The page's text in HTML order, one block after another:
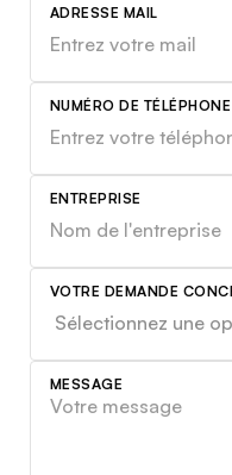
ADRESSE MAIL
NUMÉRO DE TÉLÉPHONE
ENTREPRISE
VOTRE DEMANDE
MESSAGE